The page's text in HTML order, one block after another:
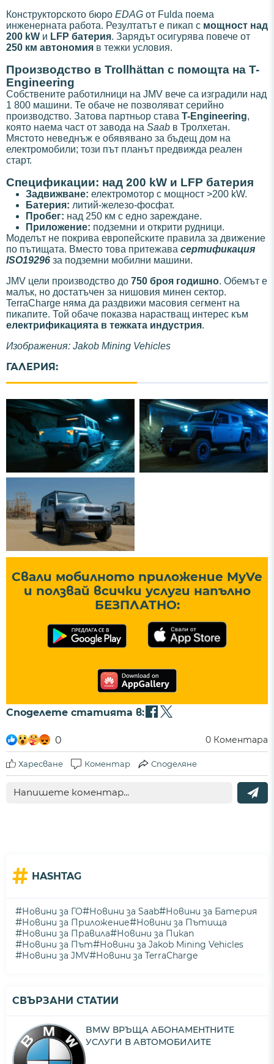
Конструкторското бюро EDAG от Fulda поема
инженерната работа. Резултатът е пикап с мощност над
200 kW и LFP батерия. Зарядът осигурява повече от
250 км автономия в тежки условия.
Производство в Trollhättan с помощта на T-
Engineering
Собствените работилници на JMV вече са изградили над
1 800 машини. Те обаче не позволяват серийно
производство. Затова партньор става T-Engineering,
която наема част от завода на Saab в Тролхетан.
Мястото неведнъж е обявявано за бъдещ дом на
електромобили; този път планът предвижда реален
старт.
Спецификации: над 200 kW и LFP батерия
Задвижване: електромотор с мощност >200 kW.
Батерия: литий-железо-фосфат.
Пробег: над 250 км с едно зареждане.
Приложение: подземни и открити рудници.
Моделът не покрива европейските правила за движение
по пътищата. Вместо това притежава сертификация
ISO19296 за подземни мобилни машини.
JMV цели производство до 750 броя годишно. Обемът е
малък, но достатъчен за нишовия минен сектор.
TerraCharge няма да раздвижи масовия сегмент на
пикапите. Той обаче показва нарастващ интерес към
електрификацията в тежката индустрия.
Изображения: Jakob Mining Vehicles
ГАЛЕРИЯ:
Свали мобилното приложение MyVe
и ползвай всички услуги напълно
БЕЗПЛАТНО:
Споделете статията в:
0 0 Коментара
Харесване Коментар Споделяне
# HASHTAG
#Новини за ГО#Новини за Saab#Новини за Батерия
#Новини за Приложение#Новини за Пътища
#Новини за Правила#Новини за Пикап
#Новини за Път#Новини за Jakob Mining Vehicles
#Новини за JMV#Новини за TerraCharge
СВЪРЗАНИ СТАТИИ
BMW ВРЪЩА АБОНАМЕНТНИТЕ
УСЛУГИ В АВТОМОБИЛИТЕ